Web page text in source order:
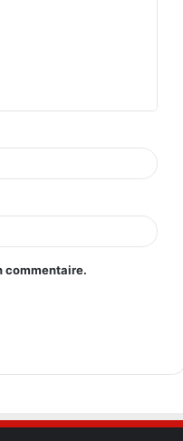
commentaire.